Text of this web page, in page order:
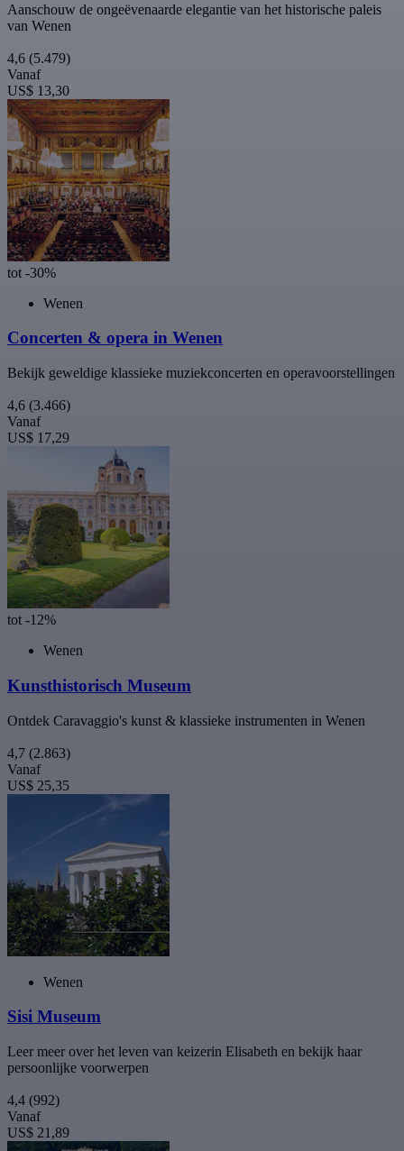
Aanschouw de ongeëvenaarde elegantie van het historische paleis
van Wenen
4,6 (5.479)
Vanaf
US$ 13,30
tot -30%
Wenen
Concerten & opera in Wenen
Bekijk geweldige klassieke muziekconcerten en operavoorstellingen
4,6 (3.466)
Vanaf
US$ 17,29
tot -12%
Wenen
Kunsthistorisch Museum
Ontdek Caravaggio's kunst & klassieke instrumenten in Wenen
4,7 (2.863)
Vanaf
US$ 25,35
Wenen
Sisi Museum
Leer meer over het leven van keizerin Elisabeth en bekijk haar
persoonlijke voorwerpen
4,4 (992)
Vanaf
US$ 21,89